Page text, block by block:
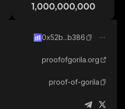
1,000,000,000
0x52b...b386
proofofgorila.org
proof-of-gorila